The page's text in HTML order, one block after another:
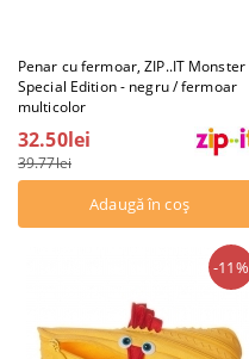
Penar cu fermoar, ZIP..IT Monster
Special Edition - negru / fermoar
multicolor
32.50lei
39.77lei
-11%